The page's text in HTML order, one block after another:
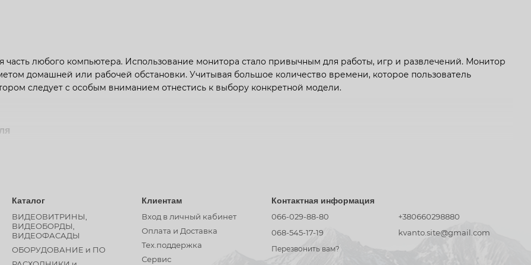
часть любого компьютера. Использование монитора стало привычным для работы, игр и развлечений. Монитор
домашней или рабочей обстановки. Учитывая большое количество времени, которое пользователь
следует с особым вниманием отнестись к выбору конкретной модели.
монитора нужно особое внимание уделить размеру диагонали экрана. Считаете - чем больше, тем лучше? Мы так
телевизора диагональ монитора не должна быть слишком большой. Всё дело в особенности человеческого
мозга обрабатывать зрительную информацию. Угол зрения (по горизонтали) человека достигает 110°. Но мозг
Каталог
ВИДЕОВИТРИНЫ,
ВИДЕОБОРДЫ,
ВИДЕОФАСАДЫ
ОБОРУДОВАНИЕ и ПО
Клиентам
Вход в личный кабинет
Оплата и Доставка
Тех.поддержка
Сервис
Контактная информация
066-029-88-80
068-545-17-19
Перезвонить вам?
+380660298880
kvanto.site@gmail.com